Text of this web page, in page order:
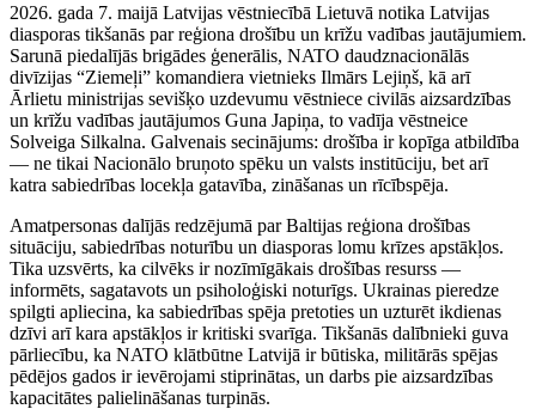
2026. gada 7. maijā Latvijas vēstniecībā Lietuvā notika Latvijas
diasporas tikšanās par reģiona drošību un krīžu vadības jautājumiem.
Sarunā piedalījās brigādes ģenerālis, NATO daudznacionālās
divīzijas “Ziemeļi” komandiera vietnieks Ilmārs Lejiņš, kā arī
Ārlietu ministrijas sevišķo uzdevumu vēstniece civilās aizsardzības
un krīžu vadības jautājumos Guna Japiņa, to vadīja vēstneice
Solveiga Silkalna. Galvenais secinājums: drošība ir kopīga atbildība
— ne tikai Nacionālo bruņoto spēku un valsts institūciju, bet arī
katra sabiedrības locekļa gatavība, zināšanas un rīcībspēja.
Amatpersonas dalījās redzējumā par Baltijas reģiona drošības
situāciju, sabiedrības noturību un diasporas lomu krīzes apstākļos.
Tika uzsvērts, ka cilvēks ir nozīmīgākais drošības resurss —
informēts, sagatavots un psiholoģiski noturīgs. Ukrainas pieredze
spilgti apliecina, ka sabiedrības spēja pretoties un uzturēt ikdienas
dzīvi arī kara apstākļos ir kritiski svarīga. Tikšanās dalībnieki guva
pārliecību, ka NATO klātbūtne Latvijā ir būtiska, militārās spējas
pēdējos gados ir ievērojami stiprinātas, un darbs pie aizsardzības
kapacitātes palielināšanas turpinās.